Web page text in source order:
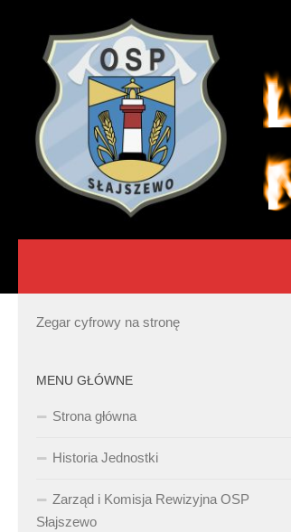
Zegar cyfrowy na stronę
MENU GŁÓWNE
Strona główna
Historia Jednostki
Zarząd i Komisja Rewizyjna OSP
Słajszewo